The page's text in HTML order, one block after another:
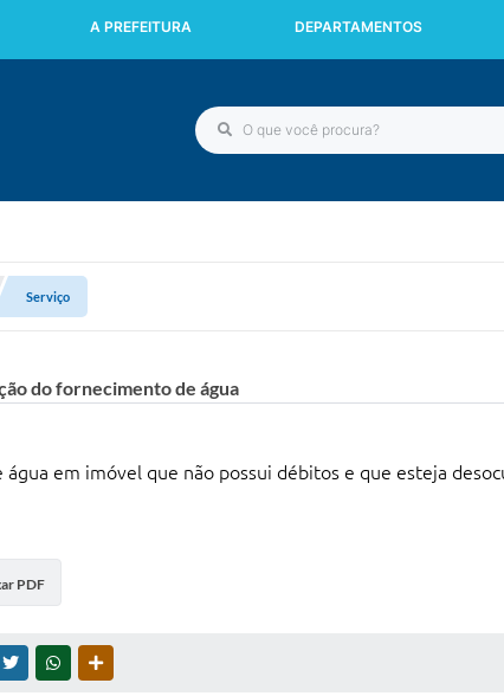
A PREFEITURA DEPARTAMENTOS
Serviço
do fornecimento de água
em imóvel que não possui débitos e que esteja
PDF
TWITTERWHATSAPP